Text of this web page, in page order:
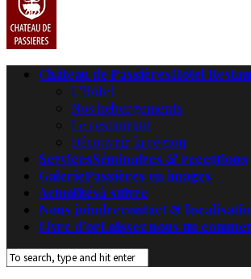
Château de PassièresHôtel
L’Hôtel
Nos hébergements
Le restaurant
Découvrir la région
ServicesSéminaires & receptions
GaleriePassières en images
Actualitésà suivre
Nous joindrecontact &
Livre d’orLaissez nous un